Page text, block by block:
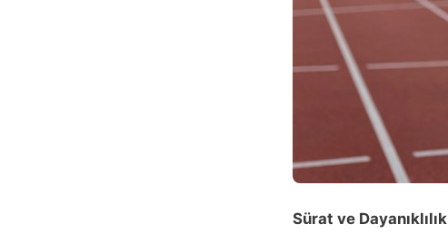
Sürat ve Dayanıklılık